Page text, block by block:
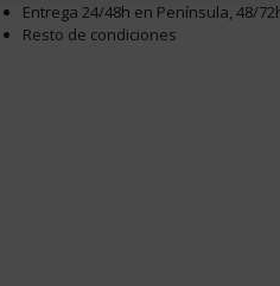
Entrega 24/48h en Península, 48/
Resto de condiciones